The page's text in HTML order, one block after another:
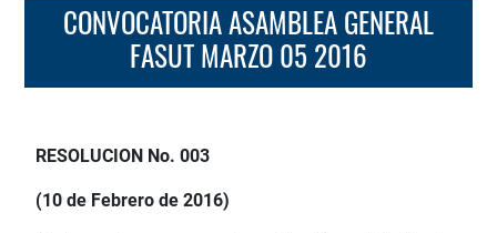
CONVOCATORIA ASAMBLEA GENERAL
FASUT MARZO 05 2016
RESOLUCION No. 003
(10 de Febrero de 2016)